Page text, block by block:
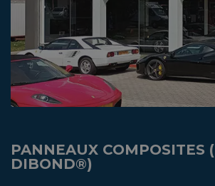
PANNEAUX COMPOSITES
DIBOND®)